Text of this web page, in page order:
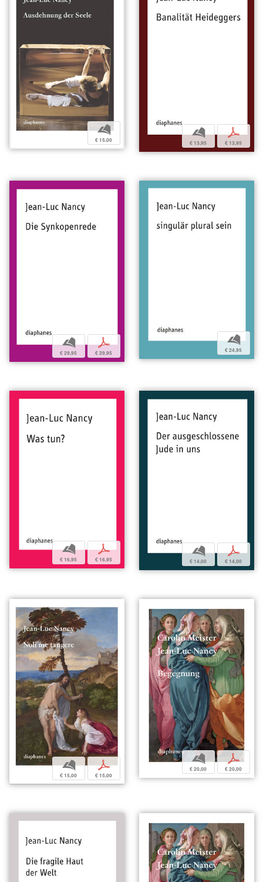
b
€ 15,00
b
€ 13,95
p
€ 13,95
b
€ 29,95
p
€ 29,95
b
€ 24,95
b
€ 16,95
p
€ 16,95
b
€ 14,00
p
€ 14,00
b
€ 15,00
p
€ 15,00
b
€ 20,00
p
€ 20,00